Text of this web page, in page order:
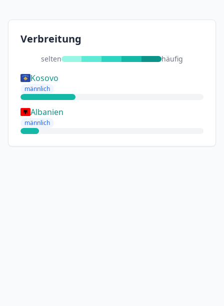
Verbreitung
selten häufig
Kosovo
männlich
Albanien
männlich